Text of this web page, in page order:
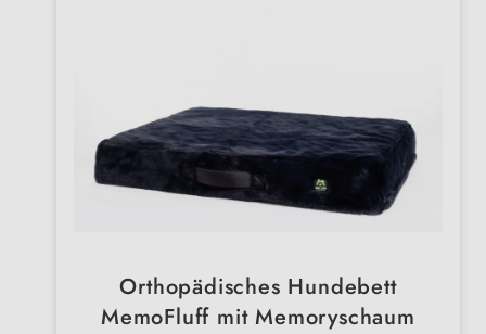
Orthopädisches Hundebett
MemoFluff mit Memoryschaum